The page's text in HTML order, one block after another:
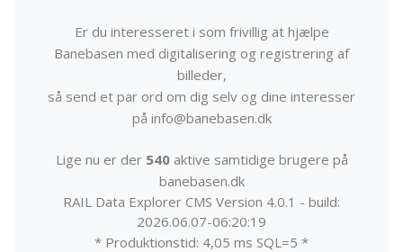
Er du interesseret i som frivillig at hjælpe
Banebasen med digitalisering og registrering af
billeder,
så send et par ord om dig selv og dine interesser
på info@banebasen.dk
Lige nu er der 540aktive samtidige brugere på
banebasen.dk
RAIL Data Explorer CMS Version 4.0.1 - build:
2026.06.07-06:20:19
* Produktionstid: 4,05 ms SQL=5 *